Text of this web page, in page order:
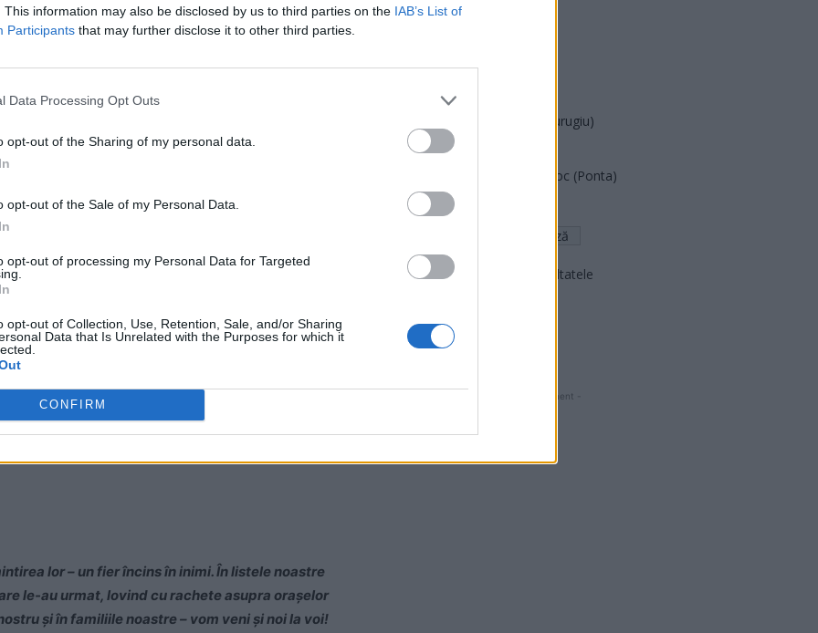
This information may also be disclosed by us to third parties on the IAB’s List of
Participants that may further disclose it to other third parties.
Data Processing Opt Outs
opt-out of the Sharing of my personal data.
opt-out of the Sale of my Personal Data.
opt-out of processing my Personal Data for Targeted
opt-out of Collection, Use, Retention, Sale, and/or Sharing
Data that Is Unrelated with the Purposes for which it
CONFIRM
Național de Securitate și Apărare al Ucrainei, le-
în urma războiului pe care l-au declanșat
sa de Facebook, Danilov amenință puterea de la
ce agresorii putiniști vor fi alungați de pe
multe site-uri de știri, printre care șirbc.ua.
lor – un fier încins în inimi. În listele noastre
le-au urmat, lovind cu rachete asupra orașelor
și în familiile noastre – vom veni și noi la voi!
PDF (Lazarus)
PNȚCD (Pavelescu)
PNCR (Terheș)
Partidul Patrioților (Surugiu)
FAR (Coarnă)
România pe Primul Loc (Ponta)
Altul
Arată rezultatele
- Advertisment -